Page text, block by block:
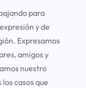
para
y de
Expresamos
amigos y
nuestro
casos que